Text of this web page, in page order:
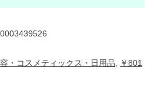
・コスメティックス・日用品
￥801